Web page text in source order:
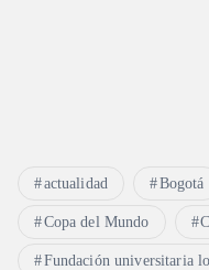
actualidad Bogotá
Copa del Mundo
Fundación universitaria